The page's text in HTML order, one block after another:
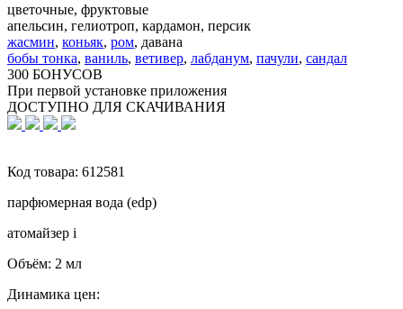
цветочные, фруктовые
апельсин, гелиотроп, кардамон, персик
жасмин, коньяк, ром, давана
бобы тонка, ваниль, ветивер, лабданум, пачули, сандал
300 БОНУСОВ
При первой установке приложения
ДОСТУПНО ДЛЯ СКАЧИВАНИЯ
Код товара: 612581
парфюмерная вода (edp)
атомайзер i
Объём: 2 мл
Динамика цен: